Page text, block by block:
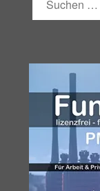
NACH: